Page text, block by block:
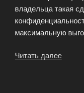
владельца такая
максимальную
Читать далее